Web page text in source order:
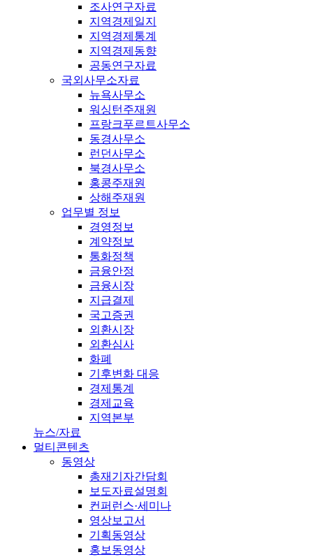
조사연구자료
지역경제일지
지역경제통계
지역경제동향
공동연구자료
국외사무소자료
뉴욕사무소
워싱턴주재원
프랑크푸르트사무소
동경사무소
런던사무소
북경사무소
홍콩주재원
상해주재원
업무별 정보
경영정보
계약정보
통화정책
금융안정
금융시장
지급결제
국고증권
외환시장
외환심사
화폐
기후변화 대응
경제통계
경제교육
지역본부
뉴스/자료
멀티콘텐츠
동영상
총재기자간담회
보도자료설명회
컨퍼런스·세미나
영상보고서
기획동영상
홍보동영상